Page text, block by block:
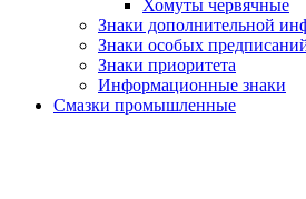
Хомуты червячные
Знаки дополнительной
Знаки особых
Знаки приоритета
Информационные знаки
Смазки промышленные